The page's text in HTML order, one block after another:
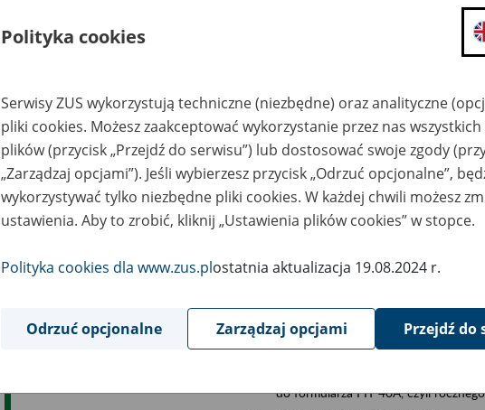
składanie wniosków i otrzymywanie
Jeśli jesteś osobą ubezpieczoną (np.
możesz sprawdzić swoje dane
masz dostęp do informacji o stanie
masz dostęp do informacji o
Jeśli jesteś płatnikiem składek (np.
możesz skorzystać z aplikacji
ubezpieczeń, wypełnisz i
ZUS,
możesz złożyć wniosek o wydanie
masz dostęp do zwolnień
Jeśli jesteś świadczeniobiorcą
masz dostęp m.in. do formularza
do formularza PIT 40A, czyli
Polityka cookies
Serwisy ZUS wykorzystują techniczne (niezbędne) oraz analityczne
pliki cookies. Możesz zaakceptować wykorzystanie przez nas
plików (przycisk „Przejdź do serwisu”) lub dostosować swoje zgody
„Zarządzaj opcjami”). Jeśli wybierzesz przycisk „Odrzuć opcjonalne”,
wykorzystywać tylko niezbędne pliki cookies. W każdej chwili możesz
ustawienia. Aby to zrobić, kliknij „Ustawienia plików cookies” w stopce.
Polityka cookies dla www.zus.plostatnia aktualizacja 19.08.2024 r.
Odrzuć opcjonalne Zarządzaj opcjami Przejdź do